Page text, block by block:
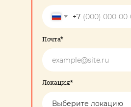
+7
Почта*
Локация*